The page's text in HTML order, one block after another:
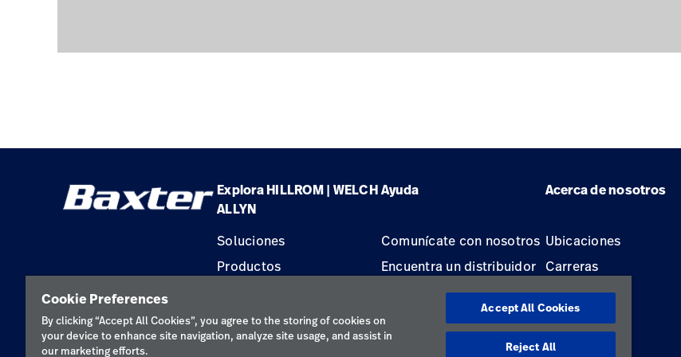
Explora HILLROM | WELCH
ALLYN
Ayuda Acerca de nosotros
Soluciones
Productos
Conocimientos
Comunícate con nosotros
Encuentra un distribuidor
Mantenimiento y
reparación de equipos
Ubicaciones
Carreras
Cookie Preferences
By clicking “Accept All Cookies”, you agree to the storing of cookies on
your device to enhance site navigation, analyze site usage, and assist in
our marketing efforts.
Accept All Cookies
Reject All